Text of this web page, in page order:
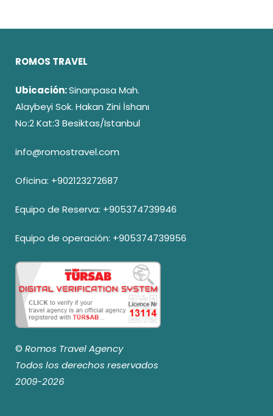
ROMOS TRAVEL
Ubicación:Sinanpasa Mah.
Alaybeyi Sok. Hakan Zini İshanı
No:2 Kat:3 Besiktas/Istanbul
info@romostravel.com
Oficina: +902123272687
Equipo de Reserva: +905374739946
Equipo de operación: +905374739956
© Romos Travel Agency
Todos los derechos reservados
2009-2026